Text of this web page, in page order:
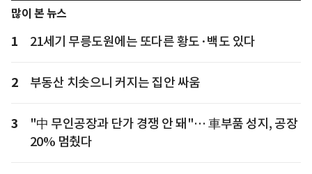
많이 본 뉴스
1 21세기 무릉도원에는 또다른 황도·백도 있다
2 부동산 치솟으니 커지는 집안 싸움
3
"中 무인공장과 단가 경쟁 안 돼"… 車부품 성지, 공장
20% 멈췄다